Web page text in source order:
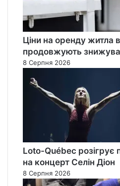
Ціни на оренду житла
продовжують
8 Серпня 2026
Loto-Québec розігрує
на концерт Селін Діон
8 Серпня 2026